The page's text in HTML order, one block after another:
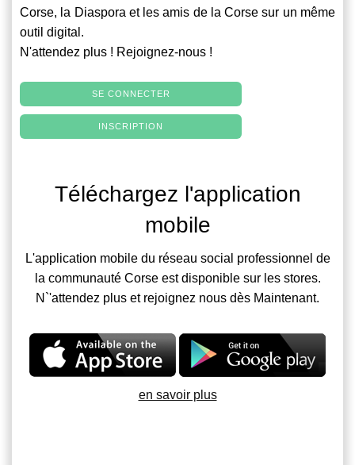
Corse, la Diaspora et les amis de la Corse sur un même
outil digital.
N'attendez plus ! Rejoignez-nous !
SE CONNECTER
INSCRIPTION
Téléchargez l'application
mobile
L'application mobile du réseau social professionnel de
la communauté Corse est disponible sur les stores.
N`'attendez plus et rejoignez nous dès Maintenant.
en savoir plus